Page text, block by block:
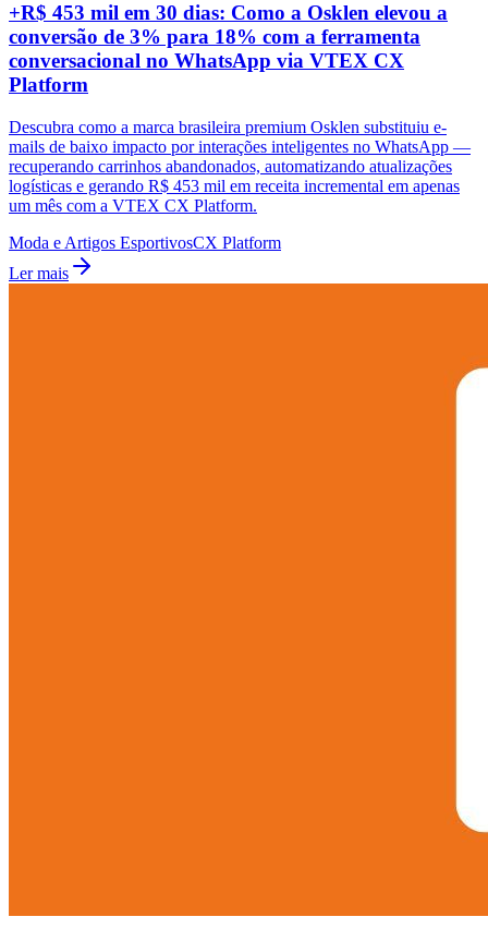
+R$ 453 mil em 30 dias: Como a Osklen elevou a
conversão de 3% para 18% com a ferramenta
conversacional no WhatsApp via VTEX CX
Platform
Descubra como a marca brasileira premium Osklen substituiu e-
mails de baixo impacto por interações inteligentes no WhatsApp —
recuperando carrinhos abandonados, automatizando atualizações
logísticas e gerando R$ 453 mil em receita incremental em apenas
um mês com a VTEX CX Platform.
Moda e Artigos EsportivosCX Platform
Ler mais